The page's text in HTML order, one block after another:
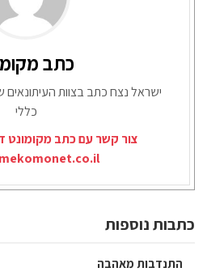
כתב
ישראל נצח כתב בצוות
כללי
צור קשר עם כתב מקומונט
כתבות נוספות
התנדבות מאהבה